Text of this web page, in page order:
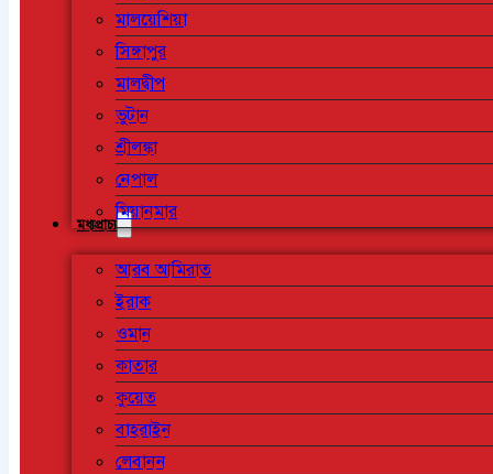
মালয়েশিয়া
সিঙ্গাপুর
মালদ্বীপ
ভুটান
শ্রীলঙ্কা
নেপাল
মিয়ানমার
মধ্যপ্রাচ্য
আরব আমিরাত
ইরাক
ওমান
কাতার
কুয়েত
বাহরাইন
লেবানন